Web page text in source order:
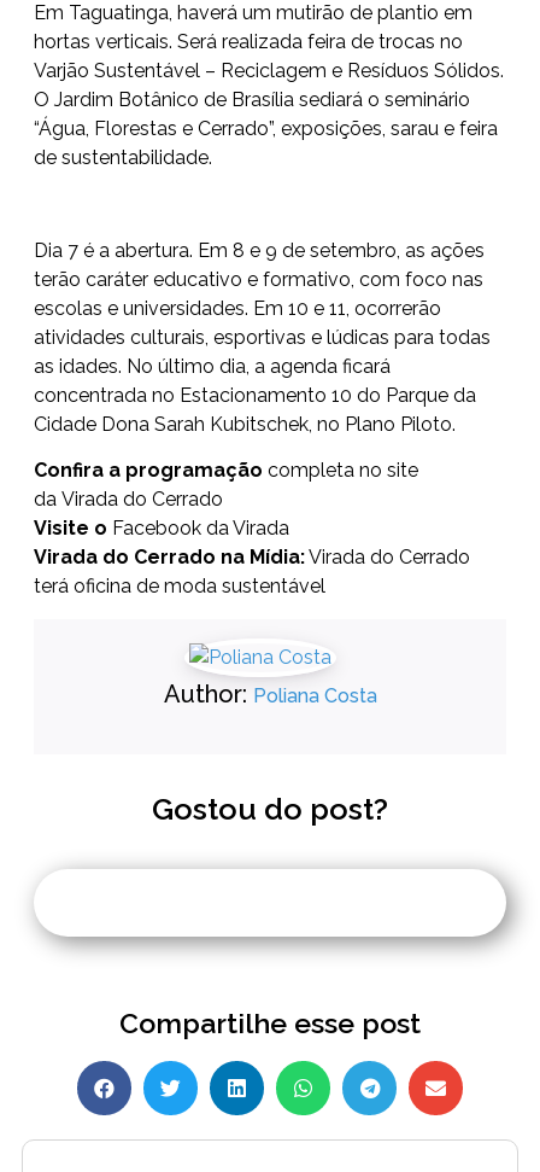
Em Taguatinga, haverá um mutirão de plantio em
hortas verticais. Será realizada feira de trocas no
Varjão Sustentável – Reciclagem e Resíduos Sólidos.
O Jardim Botânico de Brasília sediará o seminário
“Água, Florestas e Cerrado”, exposições, sarau e feira
de sustentabilidade.
Dia 7 é a abertura. Em 8 e 9 de setembro, as ações
terão caráter educativo e formativo, com foco nas
escolas e universidades. Em 10 e 11, ocorrerão
atividades culturais, esportivas e lúdicas para todas
as idades. No último dia, a agenda ficará
concentrada no Estacionamento 10 do Parque da
Cidade Dona Sarah Kubitschek, no Plano Piloto.
Confira a programação completa no site
da Virada do Cerrado
Visite o Facebook da Virada
Virada do Cerrado na Mídia:Virada do Cerrado
terá oficina de moda sustentável
Author: Poliana Costa
Gostou do post?
Compartilhe esse post